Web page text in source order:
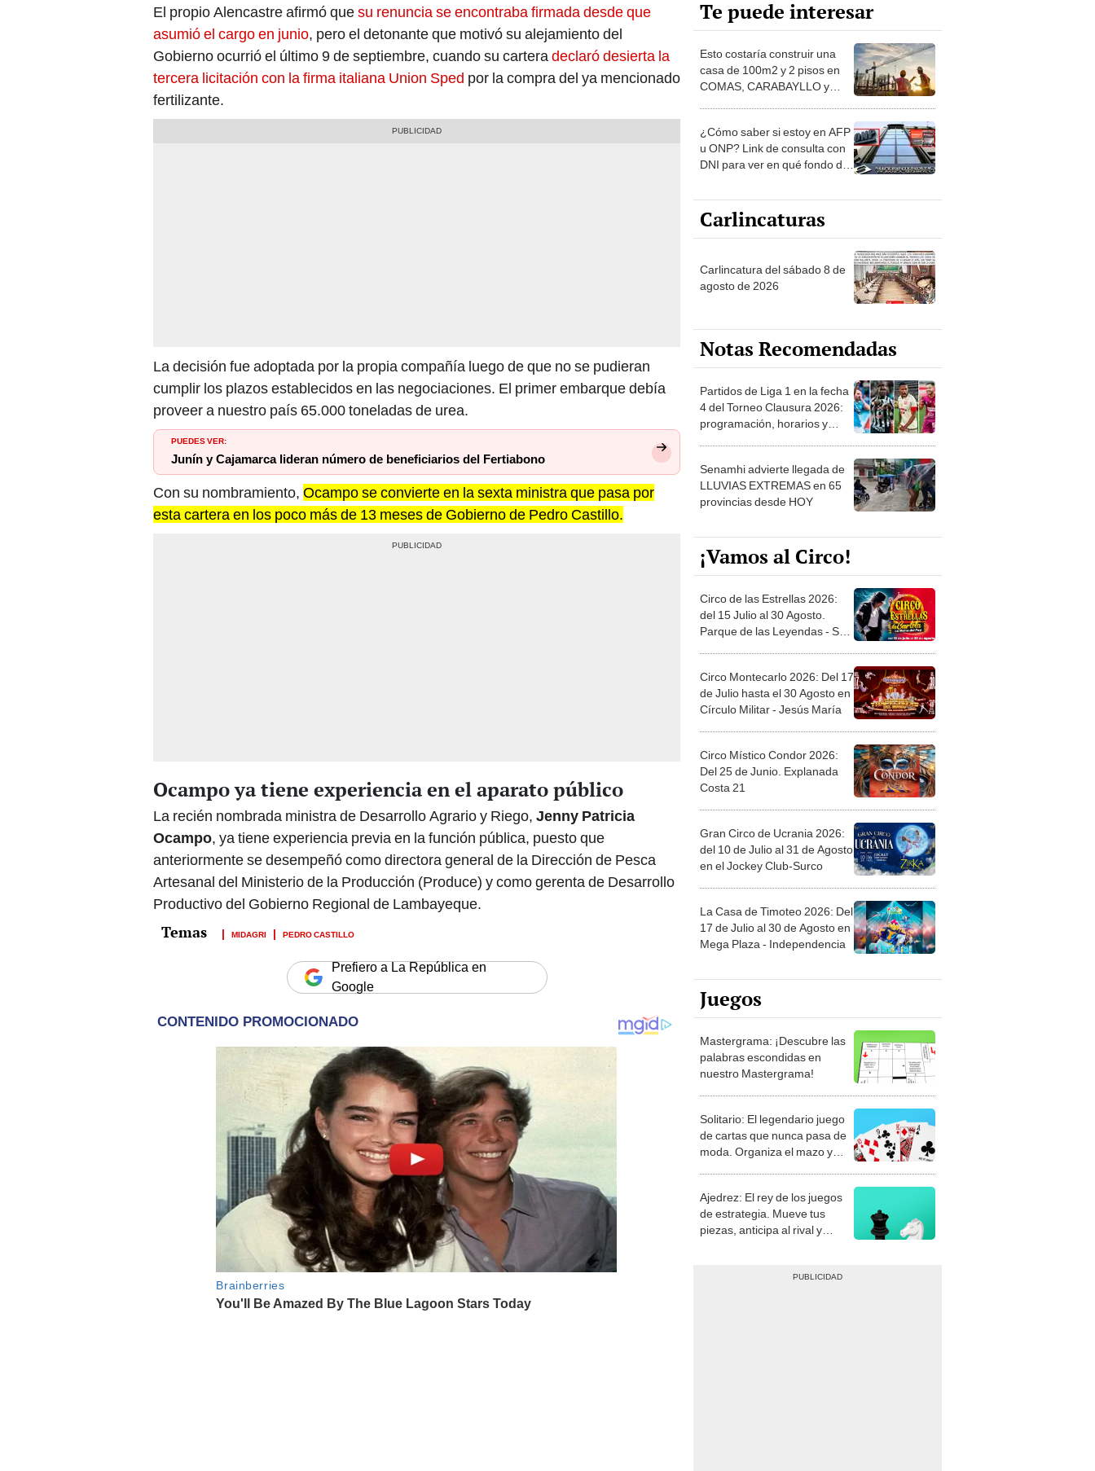
El propio Alencastre afirmó quesu renuncia se encontraba firmada desde que
asumió el cargo en junio, pero el detonante que motivó su alejamiento del
Gobierno ocurrió el último 9 de septiembre, cuando su carteradeclaró desierta la
tercera licitación con la firma italiana Union Sped por la compra del ya mencionado
fertilizante.
La decisión fue adoptada por la propia compañía luego de que no se pudieran
cumplir los plazos establecidos en las negociaciones. El primer embarque debía
proveer a nuestro país 65.000 toneladas de urea.
PUEDES VER:
Junín y Cajamarca lideran número de beneficiarios del Fertiabono
Con su nombramiento, Ocampo se convierte en la sexta ministra que pasa por
esta cartera en los poco más de 13 meses de Gobierno de Pedro Castillo.
Ocampo ya tiene experiencia en el aparato público
La recién nombrada ministra de Desarrollo Agrario y Riego, Jenny Patricia
Ocampo, ya tiene experiencia previa en la función pública, puesto que
anteriormente se desempeñó como directora general de la Dirección de Pesca
Artesanal del Ministerio de la Producción (Produce) y como gerenta de Desarrollo
Productivo del Gobierno Regional de Lambayeque.
MIDAGRI PEDRO CASTILLO
Prefiero a La República en
Google
Te puede interesar
Esto costaría construir una
casa de 100m2 y 2 pisos en
COMAS, CARABAYLLO y
¿Cómo saber si estoy en AFP
u ONP? Link de consulta con
DNI para ver en qué fondo de
Carlincaturas
Carlincatura del sábado 8 de
agosto de 2026
Notas Recomendadas
Partidos de Liga 1 en la fecha
4 del Torneo Clausura 2026:
programación, horarios y
Senamhi advierte llegada de
LLUVIAS EXTREMAS en 65
provincias desde HOY
¡Vamos al Circo!
Circo de las Estrellas 2026:
del 15 Julio al 30 Agosto.
Parque de las Leyendas - San
Circo Montecarlo 2026: Del 17
de Julio hasta el 30 Agosto en
Círculo Militar - Jesús María
Circo Místico Condor 2026:
Del 25 de Junio. Explanada
Costa 21
Gran Circo de Ucrania 2026:
del 10 de Julio al 31 de Agosto
en el Jockey Club-Surco
La Casa de Timoteo 2026: Del
17 de Julio al 30 de Agosto en
Mega Plaza - Independencia
Juegos
Mastergrama: ¡Descubre las
palabras escondidas en
nuestro Mastergrama!
Solitario: El legendario juego
de cartas que nunca pasa de
moda. Organiza el mazo y
Ajedrez: El rey de los juegos
de estrategia. Mueve tus
piezas, anticipa al rival y